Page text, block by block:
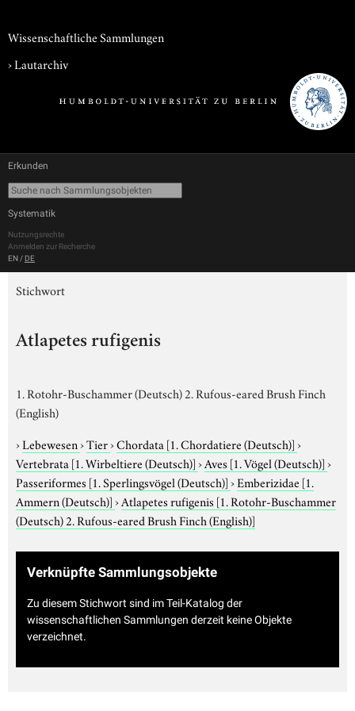
Wissenschaftliche Sammlungen
›Lautarchiv
Erkunden
Systematik
Nutzungsrechte
Anmelden zur Recherche
EN / DE
Stichwort
Atlapetes rufigenis
1. Rotohr-Buschammer (Deutsch) 2. Rufous-eared Brush Finch
(English)
›Lebewesen›Tier›Chordata [1. Chordatiere (Deutsch)]›
Vertebrata [1. Wirbeltiere (Deutsch)]›Aves [1. Vögel (Deutsch)]›
Passeriformes [1. Sperlingsvögel (Deutsch)]›Emberizidae [1.
Ammern (Deutsch)]›Atlapetes rufigenis [1. Rotohr-Buschammer
(Deutsch) 2. Rufous-eared Brush Finch (English)]
Verknüpfte Sammlungsobjekte
Zu diesem Stichwort sind im Teil-Katalog der
wissenschaftlichen Sammlungen derzeit keine Objekte
verzeichnet.